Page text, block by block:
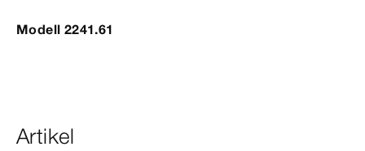
Modell 2241.61
Artikel